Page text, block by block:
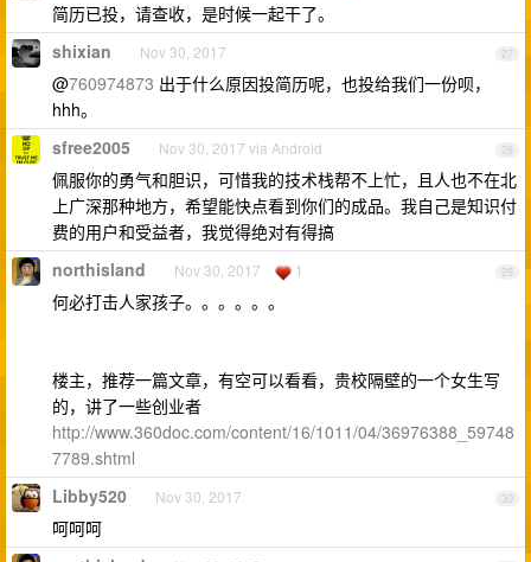
简历已投，请查收，是时候一起干了。
27
shixian Nov 30, 2017
@760974873 出于什么原因投简历呢，也投给我们一份呗，
hhh。
28
sfree2005 Nov 30, 2017 via Android
佩服你的勇气和胆识，可惜我的技术栈帮不上忙，且人也不在北
上广深那种地方，希望能快点看到你们的成品。我自己是知识付
费的用户和受益者，我觉得绝对有得搞
29
northisland Nov 30, 2017 1
何必打击人家孩子。。。。。。
楼主，推荐一篇文章，有空可以看看，贵校隔壁的一个女生写
的，讲了一些创业者
http://www.360doc.com/content/16/1011/04/36976388_59748
7789.shtml
30
Libby520 Nov 30, 2017
呵呵呵